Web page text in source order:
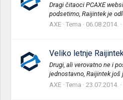
Dragi čitaoci PCAXE
podsetimo, Raijintek je
AXE Tema 06.08.2014.
Veliko letnje
Drugi, ali verovatno ne i
jednostavno, Raijintek još
AXE Tema 23.07.2014.